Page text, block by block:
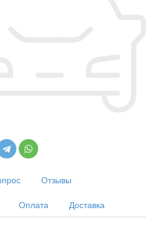
Отзывы
Оплата Доставка